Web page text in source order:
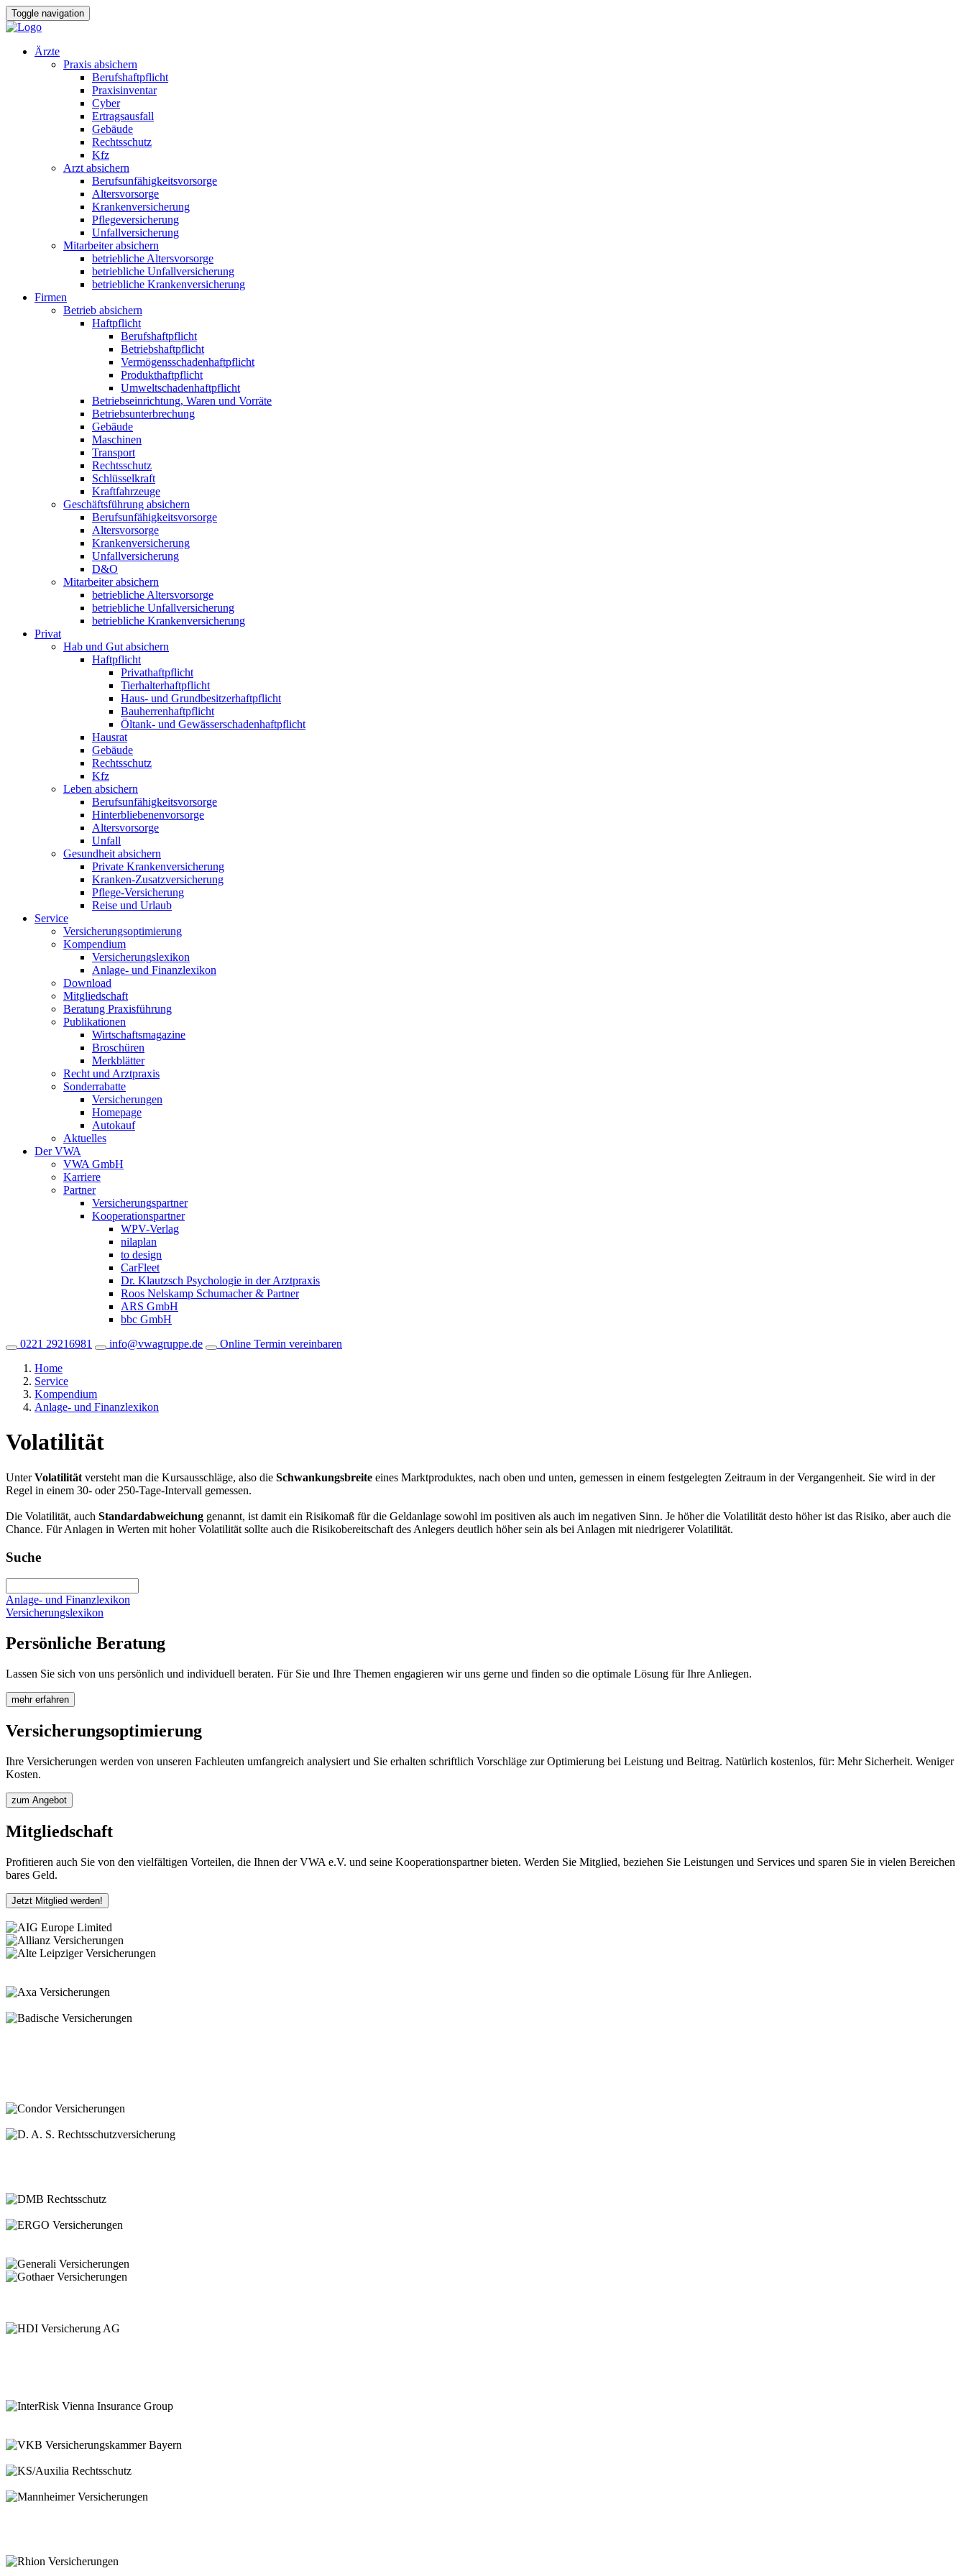
Toggle navigation
Ärzte
Praxis absichern
Berufshaftpflicht
Praxisinventar
Cyber
Ertragsausfall
Gebäude
Rechtsschutz
Kfz
Arzt absichern
Berufsunfähigkeitsvorsorge
Altersvorsorge
Krankenversicherung
Pflegeversicherung
Unfallversicherung
Mitarbeiter absichern
betriebliche Altersvorsorge
betriebliche Unfallversicherung
betriebliche Krankenversicherung
Firmen
Betrieb absichern
Haftpflicht
Berufshaftpflicht
Betriebshaftpflicht
Vermögensschadenhaftpflicht
Produkthaftpflicht
Umweltschadenhaftpflicht
Betriebseinrichtung, Waren und Vorräte
Betriebsunterbrechung
Gebäude
Maschinen
Transport
Rechtsschutz
Schlüsselkraft
Kraftfahrzeuge
Geschäftsführung absichern
Berufsunfähigkeitsvorsorge
Altersvorsorge
Krankenversicherung
Unfallversicherung
D&O
Mitarbeiter absichern
betriebliche Altersvorsorge
betriebliche Unfallversicherung
betriebliche Krankenversicherung
Privat
Hab und Gut absichern
Haftpflicht
Privathaftpflicht
Tierhalterhaftpflicht
Haus- und Grundbesitzerhaftpflicht
Bauherrenhaftpflicht
Öltank- und Gewässerschadenhaftpflicht
Hausrat
Gebäude
Rechtsschutz
Kfz
Leben absichern
Berufsunfähigkeitsvorsorge
Hinterbliebenenvorsorge
Altersvorsorge
Unfall
Gesundheit absichern
Private Krankenversicherung
Kranken-Zusatzversicherung
Pflege-Versicherung
Reise und Urlaub
Service
Versicherungsoptimierung
Kompendium
Versicherungslexikon
Anlage- und Finanzlexikon
Download
Mitgliedschaft
Beratung Praxisführung
Publikationen
Wirtschaftsmagazine
Broschüren
Merkblätter
Recht und Arztpraxis
Sonderrabatte
Versicherungen
Homepage
Autokauf
Aktuelles
Der VWA
VWA GmbH
Karriere
Partner
Versicherungspartner
Kooperationspartner
WPV-Verlag
nilaplan
to design
CarFleet
Dr. Klautzsch Psychologie in der Arztpraxis
Roos Nelskamp Schumacher & Partner
ARS GmbH
bbc GmbH
0221 29216981
info@vwagruppe.de
Online Termin vereinbaren
Home
Service
Kompendium
Anlage- und Finanzlexikon
Volatilität
UnterVolatilität versteht man die Kursausschläge, also die Schwankungsbreite eines Marktproduktes, nach oben und unten, gemessen in einem festgelegten Zeitraum in der Vergangenheit. Sie wird in der
Regel in einem 30- oder 250-Tage-Intervall gemessen.
Die Volatilität, auch Standardabweichung genannt, ist damit ein Risikomaß für die Geldanlage sowohl im positiven als auch im negativen Sinn. Je höher die Volatilität desto höher ist das Risiko, aber auch die
Chance. Für Anlagen in Werten mit hoher Volatilität sollte auch die Risikobereitschaft des Anlegers deutlich höher sein als bei Anlagen mit niedrigerer Volatilität.
Suche
Anlage- und Finanzlexikon
Versicherungslexikon
Persönliche Beratung
Lassen Sie sich von uns persönlich und individuell beraten. Für Sie und Ihre Themen engagieren wir uns gerne und finden so die optimale Lösung für Ihre Anliegen.
mehr erfahren
Versicherungsoptimierung
Ihre Versicherungen werden von unseren Fachleuten umfangreich analysiert und Sie erhalten schriftlich Vorschläge zur Optimierung bei Leistung und Beitrag. Natürlich kostenlos, für: Mehr Sicherheit. Weniger
Kosten.
zum Angebot
Mitgliedschaft
Profitieren auch Sie von den vielfältigen Vorteilen, die Ihnen der VWA e.V. und seine Kooperationspartner bieten. Werden Sie Mitglied, beziehen Sie Leistungen und Services und sparen Sie in vielen Bereichen
bares Geld.
Jetzt Mitglied werden!